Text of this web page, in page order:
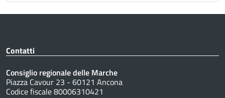
Contatti
Consiglio regionale delle Marche
Piazza Cavour 23 - 60121 Ancona
Codice fiscale 80006310421